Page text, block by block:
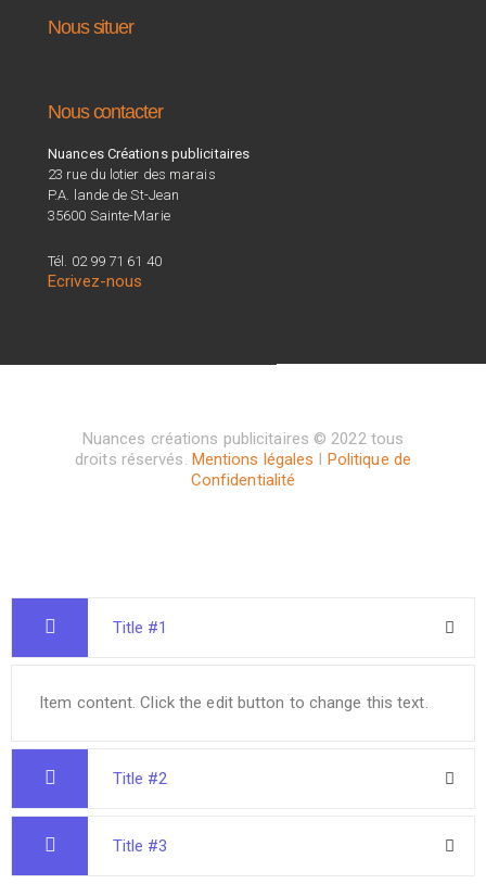
Nous situer
Nous contacter
Nuances Créations publicitaires
23 rue du lotier des marais
P.A. lande de St-Jean
35600 Sainte-Marie
Tél. 02 99 71 61 40
Ecrivez-nous
Nuances créations publicitaires © 2022 tous
droits réservés. Mentions légales I Politique de
Confidentialité
Title #1
Item content. Click the edit button to change this text.
Title #2
Title #3